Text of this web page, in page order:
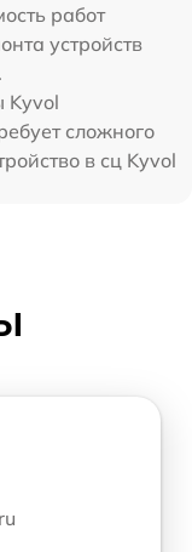
работ
устройств
Kyvol
сложного
в сц Kyvol